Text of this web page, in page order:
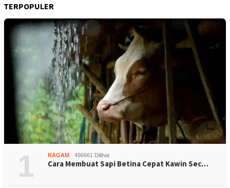
TERPOPULER
1 RAGAM 496661 Dilihat
Cara Membuat Sapi Betina Cepat Kawin Sec…